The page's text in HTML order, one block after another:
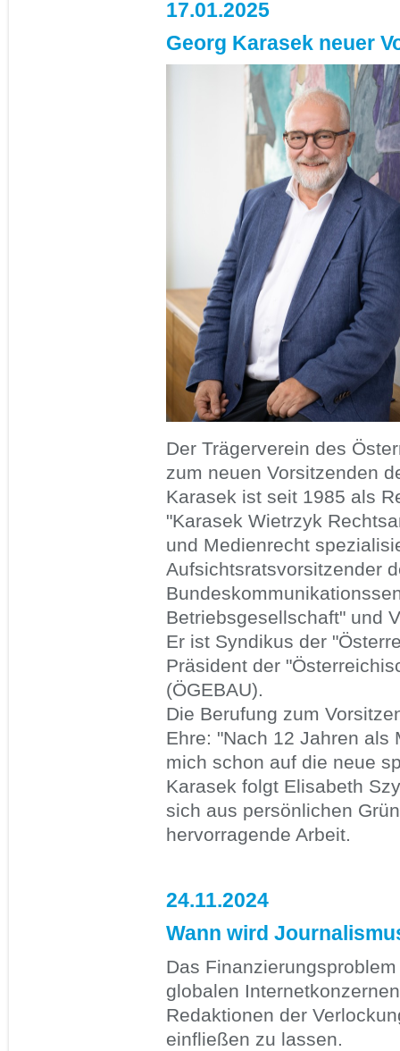
17.01.2025
Georg Karasek neuer
Der Trägerverein des
zum neuen Vorsitzenden
Karasek ist seit 1985 als
"Karasek Wietrzyk
und Medienrecht
Aufsichtsratsvorsitzender
Betriebsgesellschaft" und
Er ist Syndikus der
Präsident der
(ÖGEBAU).
Die Berufung zum
Ehre: "Nach 12 Jahren
mich schon auf die neue
Karasek folgt Elisabeth
sich aus persönlichen
hervorragende Arbeit.
24.11.2024
Wann wird
Das
globalen
Redaktionen der
einfließen zu lassen.